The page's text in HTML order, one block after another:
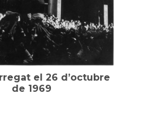
el 26 d’octubre
de 1969